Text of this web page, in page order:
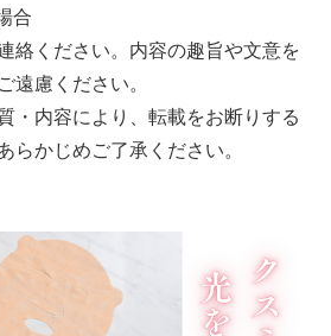
合
絡ください。内容の趣旨や文意を
遠慮ください。
・内容により、転載をお断りする
らかじめご了承ください。